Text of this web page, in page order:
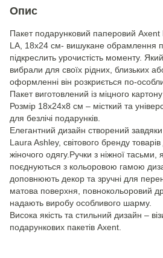
Опис
Пакет подарунковий паперовий
LA, 18х24 см- вишукане обрамлення
підкреслить урочистість моменту.
вибрали для своїх рідних, близьких
оформленні він розкриється по-
Пакет виготовлений із міцного
Розмір 18х24х8 см – місткий та
для безлічі подарунків.
Елегантний дизайн створений
Laura Ashley, світового бренду
жіночого одягу.Ручки з ніжної тасьми,
поєднуються з кольоровою гамою
доповнюють декор та зручні для
матова поверхня, повнокольоровий
надають виробу особливого шарму.
Висока якість та стильний дизайн –
подарункових пакетів Axent.